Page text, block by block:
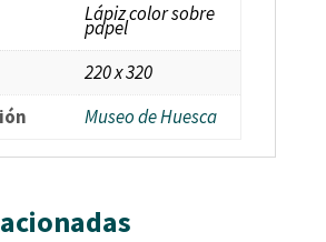
Lápiz color sobre
papel
220 x 320
Museo de Huesca